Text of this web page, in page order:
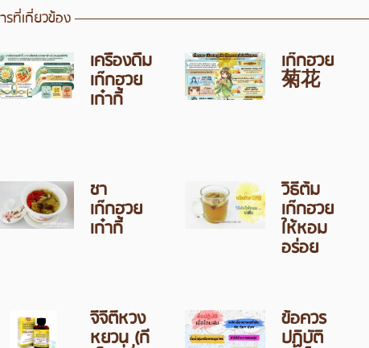
รที่เกี่ยวข้อง
เครื่องดื่ม
เก๊กฮวย
เก๋ากี้
เก๊กฮวย
菊花
ชา
เก๊กฮวย
เก๋ากี้
วิธีต้ม
เก๊กฮวย
ให้หอม
อร่อย
จีจี้ตี้หวง
หยวน (กี
ข้อควร
ปฏิบัติ